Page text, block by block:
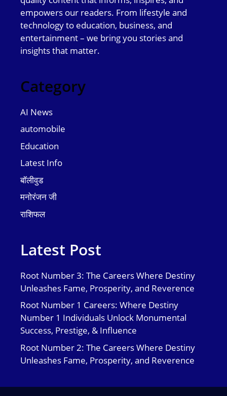
empowers our readers. From lifestyle and
technology to education, business, and
entertainment – we bring you stories and
insights that matter.
Category
AI News
automobile
Education
Latest Info
बॉलीवुड
मनोरंजन जी
राशिफल
Latest Post
Root Number 3: The Careers Where Destiny
Unleashes Fame, Prosperity, and Reverence
Root Number 1 Careers: Where Destiny
Number 1 Individuals Unlock Monumental
Success, Prestige, & Influence
Root Number 2: The Careers Where Destiny
Unleashes Fame, Prosperity, and Reverence